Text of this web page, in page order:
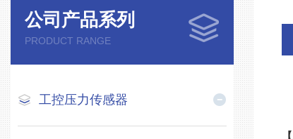
公司产品系列
PRODUCT RANGE
工控压力传感器